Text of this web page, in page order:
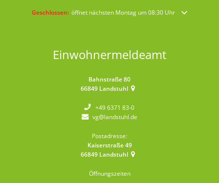
Klicken, um weitere Öffnungs- oder Schließzeiten auszublenden
Geschlossen: öffnet nächsten Montag um 08:30 Uhr
Einwohnermeldeamt
Bahnstraße 80
66849 Landstuhl
+49 6371 83-0
vg@landstuhl.de
Postadresse:
Kaiserstraße 49
66849 Landstuhl
Öffnungszeiten